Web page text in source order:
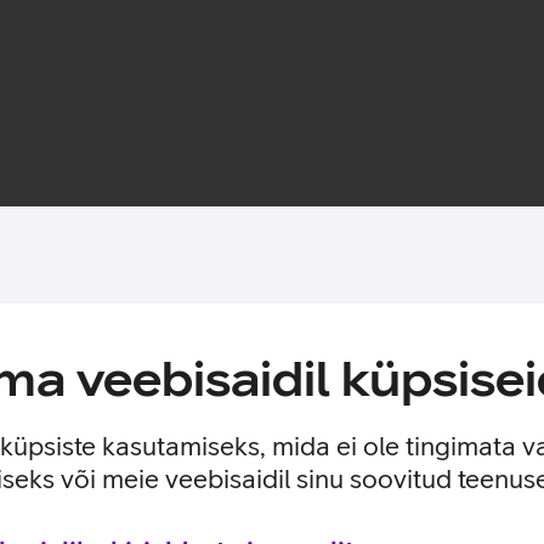
veebisaidil
kasutamiseks, mida ei ole tingimata
või meie veebisaidil sinu soovitud
jaoks. Õhuke ja elegantne telefoniümbris, mis katab